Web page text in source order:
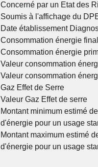
Concerné par un Etat des
Soumis à l'affichage du
Date établissement
Consommation énergie
Consommation énergie
Valeur consommation
Valeur consommation
Gaz Effet de Serre
Valeur Gaz Effet de serre
Montant minimum estimé
d'énergie pour un usage
Montant maximum estimé
d'énergie pour un usage